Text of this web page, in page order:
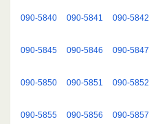
090-5840 090-5841 090-5842
090-5845 090-5846 090-5847
090-5850 090-5851 090-5852
090-5855 090-5856 090-5857